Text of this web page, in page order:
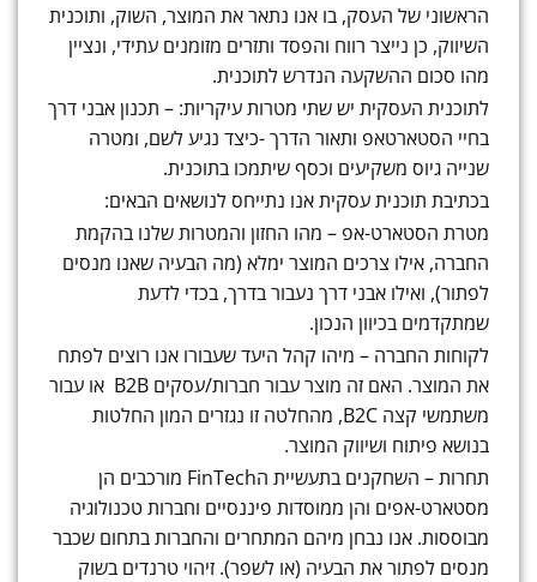
הראשוני של העסק, בו אנו נתאר את המוצר, השוק, ותוכנית
השיווק, כן נייצר רווח והפסד ותזרים מזומנים עתידי, ונציין
מהו סכום ההשקעה הנדרש לתוכנית.
לתוכנית העסקית יש שתי מטרות עיקריות: – תכנון אבני דרך
בחיי הסטארטאפ ותאור הדרך -כיצד נגיע לשם, ומטרה
שנייה גיוס משקיעים וכסף שיתמכו בתוכנית.
בכתיבת תוכנית עסקית אנו נתייחס לנושאים הבאים:
מטרת הסטארט-אפ – מהו החזון והמטרות שלנו בהקמת
החברה, אילו צרכים המוצר ימלא (מה הבעיה שאנו מנסים
לפתור), ואילו אבני דרך נעבור בדרך, בכדי לדעת
שמתקדמים בכיוון הנכון.
לקוחות החברה – מיהו קהל היעד שעבורו אנו רוצים לפתח
את המוצר. האם זה מוצר עבור חברות/עסקים B2B או עבור
משתמשי קצה B2C, מהחלטה זו נגזרים המון החלטות
בנושא פיתוח ושיווק המוצר.
תחרות – השחקנים בתעשיית הFinTech מורכבים הן
מסטארט-אפים והן ממוסדות פיננסיים וחברות טכנולוגיה
מבוססות. אנו נבחן מיהם המתחרים והחברות בתחום שכבר
מנסים לפתור את הבעיה (או לשפר). זיהוי טרנדים בשוק